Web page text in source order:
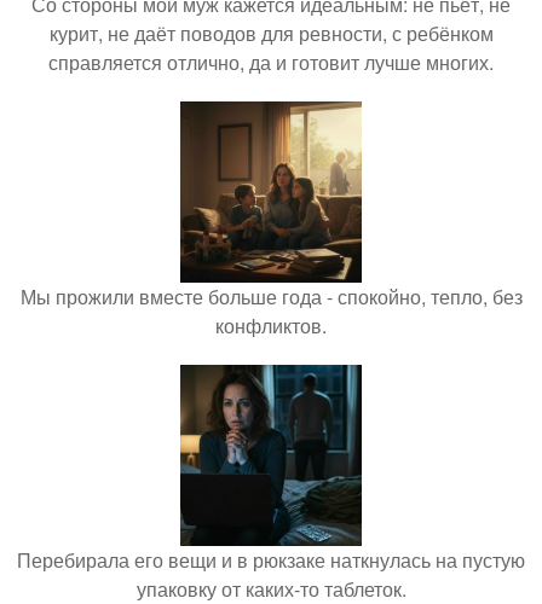
курит, не даёт поводов для ревности, с ребёнком
справляется отлично, да и готовит лучше многих.
Мы прожили вместе больше года - спокойно, тепло, без
конфликтов.
Перебирала его вещи и в рюкзаке наткнулась на пустую
упаковку от каких-то таблеток.